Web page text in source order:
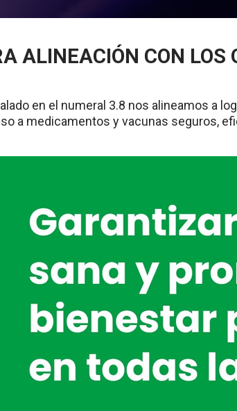
ALINEACIÓN CON LOS
en el numeral 3.8 nos alineamos a
a medicamentos y vacunas seguros,